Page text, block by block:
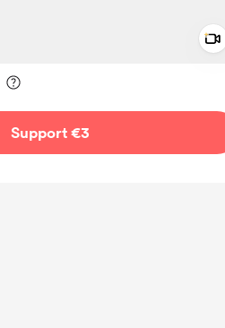
Support €3